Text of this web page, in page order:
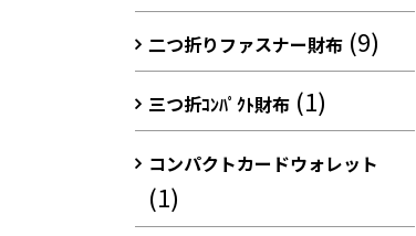
二つ折りファスナー財布 (9)
三つ折ｺﾝﾊﾟｸﾄ財布 (1)
コンパクトカードウォレット
(1)